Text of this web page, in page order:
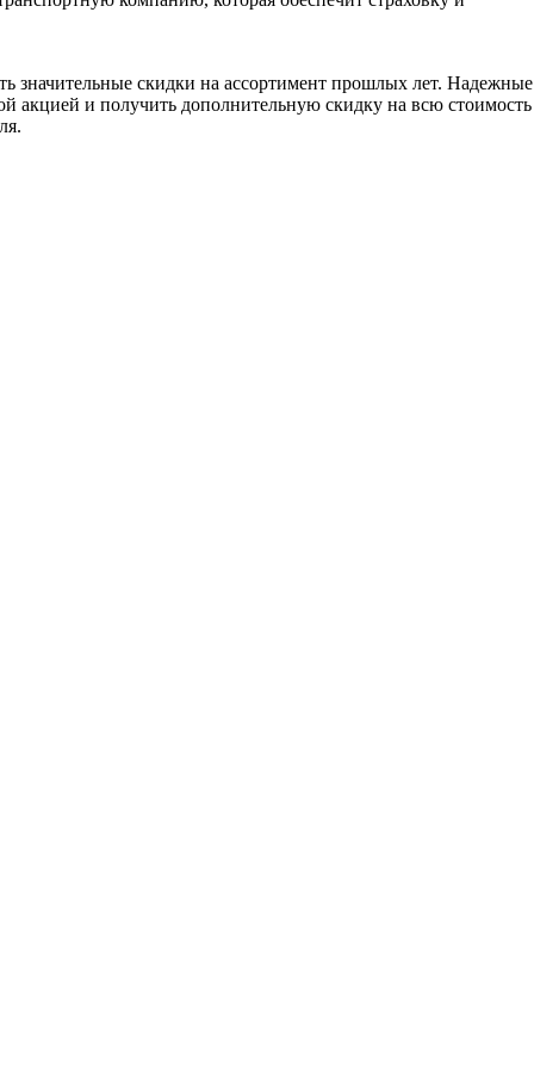
значительные скидки на ассортимент прошлых лет. Надежные
акцией и получить дополнительную скидку на всю стоимость